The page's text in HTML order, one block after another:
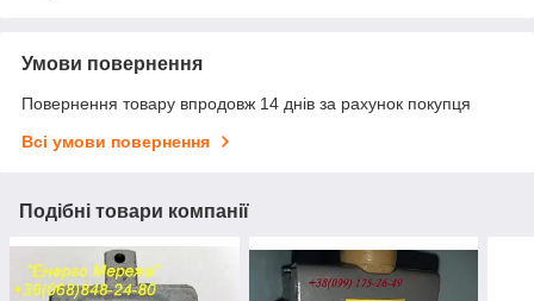
Умови повернення
Повернення товару впродовж 14 днів за рахунок покупця
Всі умови повернення
Подібні товари компанії